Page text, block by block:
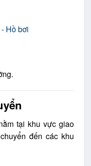
tại khu vực giao
đến các khu